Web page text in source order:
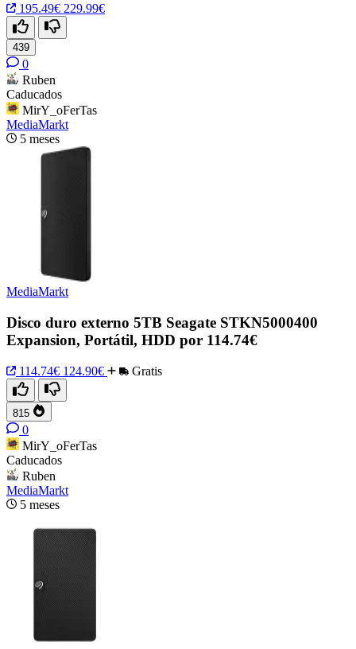
195.49€ 229.99€
439
0
Ruben
Caducados
MirY_oFerTas
MediaMarkt
5 meses
MediaMarkt
Disco duro externo 5TB ‎Seagate STKN5000400
Expansion, Portátil, HDD por 114.74€
114.74€ 124.90€ Gratis
815
0
MirY_oFerTas
Caducados
Ruben
MediaMarkt
5 meses